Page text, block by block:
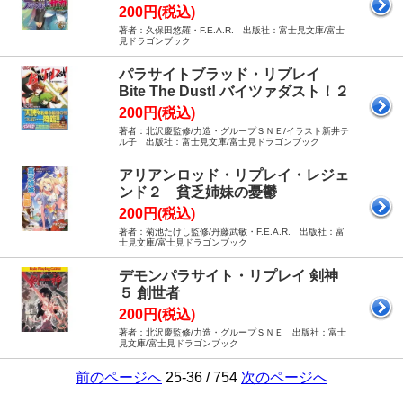
200円(税込)
著者：久保田悠羅・F.E.A.R. 出版社：富士見文庫/富士
見ドラゴンブック
パラサイトブラッド・リプレイ
Bite The Dust! バイツァダスト！２
200円(税込)
著者：北沢慶監修/力造・グループＳＮＥ/イラスト新井テ
ル子 出版社：富士見文庫/富士見ドラゴンブック
アリアンロッド・リプレイ・レジェ
ンド２ 貧乏姉妹の憂鬱
200円(税込)
著者：菊池たけし監修/丹藤武敏・F.E.A.R. 出版社：富
士見文庫/富士見ドラゴンブック
デモンパラサイト・リプレイ 剣神
５ 創世者
200円(税込)
著者：北沢慶監修/力造・グループＳＮＥ 出版社：富士
見文庫/富士見ドラゴンブック
前のページへ 25-36 / 754 次のページへ